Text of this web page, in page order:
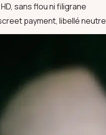
HD, sans flou ni filigrane
payment, libellé neutre